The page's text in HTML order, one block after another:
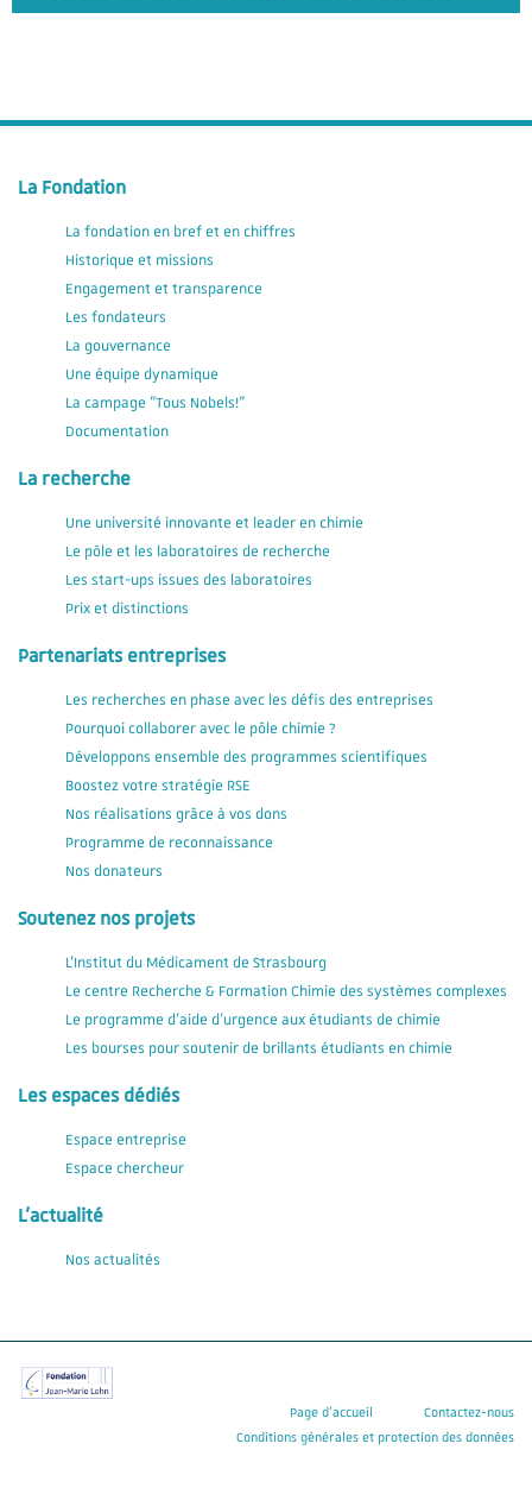
La Fondation
La fondation en bref et en chiffres
Historique et missions
Engagement et transparence
Les fondateurs
La gouvernance
Une équipe dynamique
La campage "Tous Nobels!"
Documentation
La recherche
Une université innovante et leader en chimie
Le pôle et les laboratoires de recherche
Les start-ups issues des laboratoires
Prix et distinctions
Partenariats entreprises
Les recherches en phase avec les défis des entreprises
Pourquoi collaborer avec le pôle chimie ?
Développons ensemble des programmes scientifiques
Boostez votre stratégie RSE
Nos réalisations grâce à vos dons
Programme de reconnaissance
Nos donateurs
Soutenez nos projets
L'Institut du Médicament de Strasbourg
Le centre Recherche & Formation Chimie des systèmes complexes
Le programme d'aide d'urgence aux étudiants de chimie
Les bourses pour soutenir de brillants étudiants en chimie
Les espaces dédiés
Espace entreprise
Espace chercheur
L'actualité
Nos actualités
Page d’accueil
Contactez-nous
Conditions générales et protection des données